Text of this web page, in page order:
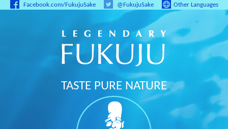
Facebook.com/FukujuSake @FukujuSake Other Languages
TASTE PURE NATURE